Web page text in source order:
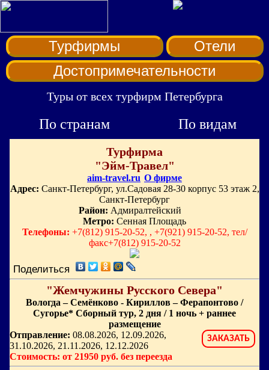
Турфирмы
Отели
Достопримечательности
Туры от всех турфирм Петербурга
По странам По видам
Турфирма
"Эйм-Травел"
aim-travel.ru О фирме
Адрес: Санкт-Петербург, ул.Садовая 28-30 корпус 53 этаж 2,
Санкт-Петербург
Район: Адмиралтейский
Метро: Сенная Площадь
Телефоны: +7(812) 915-20-52, , +7(921) 915-20-52, тел/
факс+7(812) 915-20-52
Поделиться
"Жемчужины Русского Севера"
Вологда – Семёнково - Кириллов – Ферапонтово /
Сугорье* Сборный тур, 2 дня / 1 ночь + раннее
размещение
ЗАКАЗАТЬ
Отправление: 08.08.2026, 12.09.2026,
31.10.2026, 21.11.2026, 12.12.2026
Стоимость: от 21950 руб. без переезда